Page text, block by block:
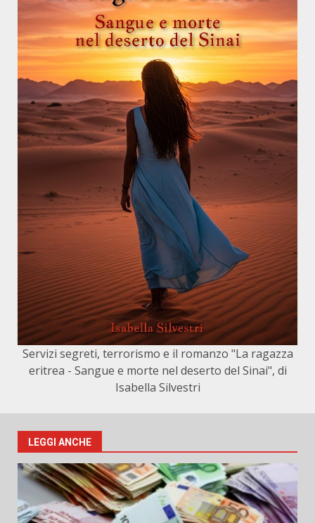
Servizi segreti, terrorismo e il romanzo "La ragazza
eritrea - Sangue e morte nel deserto del Sinai", di
Isabella Silvestri
LEGGI ANCHE